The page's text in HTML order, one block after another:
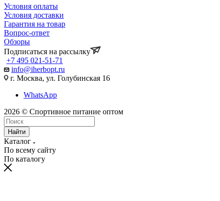
Условия оплаты
Условия доставки
Гарантия на товар
Вопрос-ответ
Обзоры
Подписаться на рассылку
+7 495 021-51-71
info@iherbopt.ru
г. Москва, ул. Голубинская 16
WhatsApp
2026 © Спортивное питание оптом
Найти
Каталог
По всему сайту
По каталогу